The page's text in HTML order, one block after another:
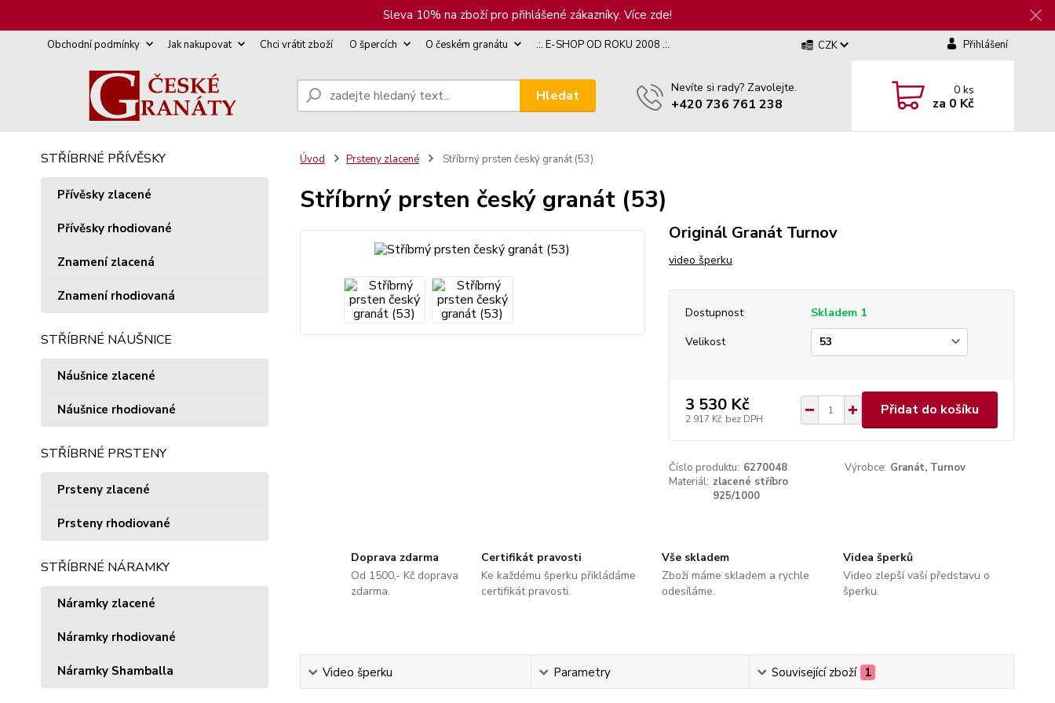
Sleva 10% na zboží pro přihlášené zákazníky. Více zde!
Obchodní podmínky Jak nakupovat Chci vrátit zboží O špercích O českém granátu .:. E-SHOP OD ROKU 2008 .:. CZK Přihlášení
Hledat Nevíte si rady? Zavolejte.
+420 736 761 238
0ks
za 0 Kč
STŘÍBRNÉ PŘÍVĚSKY
Přívěsky zlacené
Přívěsky rhodiované
Znamení zlacená
Znamení rhodiovaná
STŘÍBRNÉ NÁUŠNICE
Náušnice zlacené
Náušnice rhodiované
STŘÍBRNÉ PRSTENY
Prsteny zlacené
Prsteny rhodiované
STŘÍBRNÉ NÁRAMKY
Náramky zlacené
Náramky rhodiované
Náramky Shamballa
Úvod Prsteny zlacené Stříbrný prsten český granát (53)
Stříbrný prsten český granát (53)
Originál Granát Turnov
video šperku
Dostupnost
Skladem 1
Velikost
3 530 Kč
2 917 Kč bez DPH
Přidat do košíku
Číslo produktu: 6270048 Výrobce: Granát, Turnov
Materiál: zlacené stříbro
925/1000
Doprava zdarma
Od 1500,- Kč doprava
zdarma.
Certifikát pravosti
Ke každému šperku přikládáme
certifikát pravosti.
Vše skladem
Zboží máme skladem a rychle
odesíláme.
Videa šperků
Video zlepší vaší představu o
šperku.
Video šperku Parametry Související zboží 1